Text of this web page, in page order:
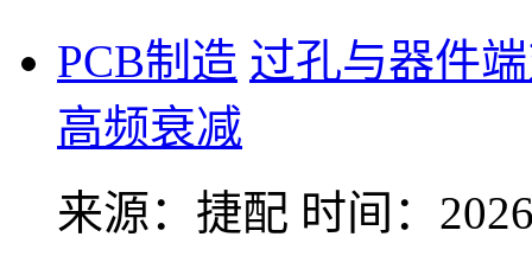
PCB制造 过孔与器件
高频衰减
来源：捷配 时间：